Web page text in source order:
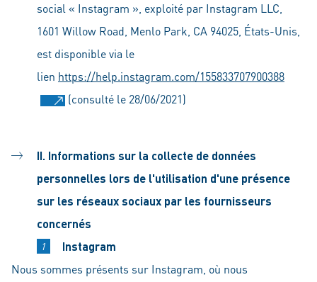
social « Instagram », exploité par Instagram LLC,
1601 Willow Road, Menlo Park, CA 94025, États-Unis,
est disponible via le
lien https://help.instagram.com/155833707900388
(consulté le 28/06/2021)
II. Informations sur la collecte de données
personnelles lors de l'utilisation d'une présence
sur les réseaux sociaux par les fournisseurs
concernés
Instagram
Nous sommes présents sur Instagram, où nous